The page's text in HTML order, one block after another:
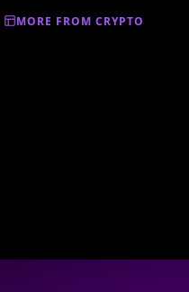
MORE FROM CRYPTO